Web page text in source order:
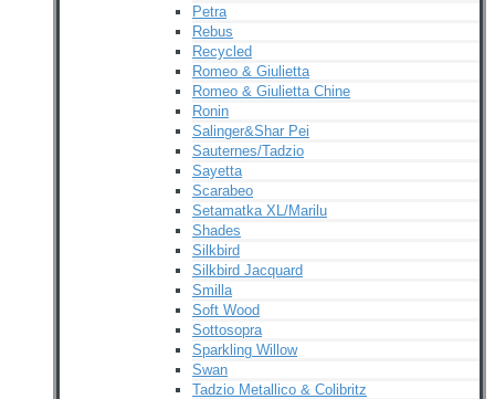
Petra
Rebus
Recycled
Romeo & Giulietta
Romeo & Giulietta Chine
Ronin
Salinger&Shar Pei
Sauternes/Tadzio
Sayetta
Scarabeo
Setamatka XL/Marilu
Shades
Silkbird
Silkbird Jacquard
Smilla
Soft Wood
Sottosopra
Sparkling Willow
Swan
Tadzio Metallico & Colibritz